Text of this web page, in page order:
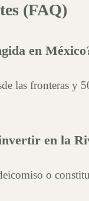
(FAQ)
en
las fronteras y
en la
o